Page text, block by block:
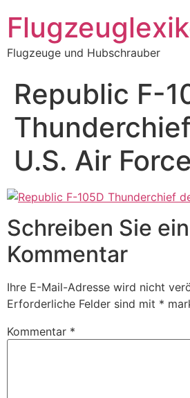
Inhalt
springen
Flugzeuge und Hubschrauber
Republic F-
U.S. Air Force
Schreiben Sie
Kommentar
Ihre E-Mail-Adresse wird nicht
Erforderliche Felder sind mit *
Kommentar *